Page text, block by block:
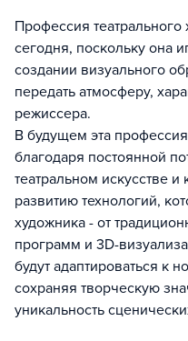
Профессия
сегодня, поскольку она
создании визуального
передать атмосферу,
режиссера.
В будущем эта
благодаря постоянной
театральном искусстве
развитию технологий,
художника - от
программ и 3D-
будут адаптироваться к
сохраняя творческую
уникальность